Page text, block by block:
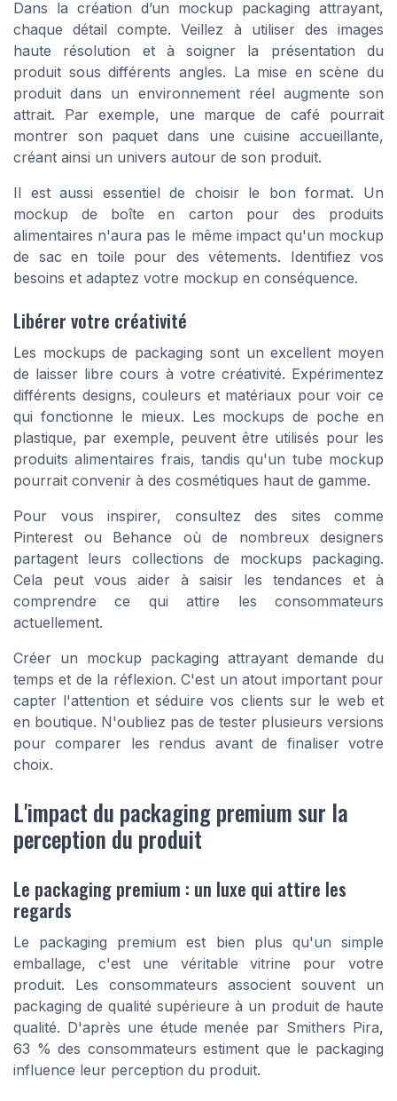
Dans la création d’un mockup packaging attrayant,
chaque détail compte. Veillez à utiliser des images
haute résolution et à soigner la présentation du
produit sous différents angles. La mise en scène du
produit dans un environnement réel augmente son
attrait. Par exemple, une marque de café pourrait
montrer son paquet dans une cuisine accueillante,
créant ainsi un univers autour de son produit.
Il est aussi essentiel de choisir le bon format. Un
mockup de boîte en carton pour des produits
alimentaires n'aura pas le même impact qu'un mockup
de sac en toile pour des vêtements. Identifiez vos
besoins et adaptez votre mockup en conséquence.
Libérer votre créativité
Les mockups de packaging sont un excellent moyen
de laisser libre cours à votre créativité. Expérimentez
différents designs, couleurs et matériaux pour voir ce
qui fonctionne le mieux. Les mockups de poche en
plastique, par exemple, peuvent être utilisés pour les
produits alimentaires frais, tandis qu'un tube mockup
pourrait convenir à des cosmétiques haut de gamme.
Pour vous inspirer, consultez des sites comme
Pinterest ou Behance où de nombreux designers
partagent leurs collections de mockups packaging.
Cela peut vous aider à saisir les tendances et à
comprendre ce qui attire les consommateurs
actuellement.
Créer un mockup packaging attrayant demande du
temps et de la réflexion. C'est un atout important pour
capter l'attention et séduire vos clients sur le web et
en boutique. N'oubliez pas de tester plusieurs versions
pour comparer les rendus avant de finaliser votre
choix.
L'impact du packaging premium sur la
perception du produit
Le packaging premium : un luxe qui attire les
regards
Le packaging premium est bien plus qu'un simple
emballage, c'est une véritable vitrine pour votre
produit. Les consommateurs associent souvent un
packaging de qualité supérieure à un produit de haute
qualité. D'après une étude menée par Smithers Pira,
63 % des consommateurs estiment que le packaging
influence leur perception du produit.